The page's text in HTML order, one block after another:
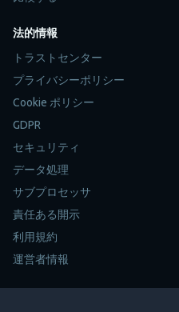
法的情報
トラストセンター
プライバシーポリシー
Cookie ポリシー
GDPR
セキュリティ
データ処理
サブプロセッサ
責任ある開示
利用規約
運営者情報